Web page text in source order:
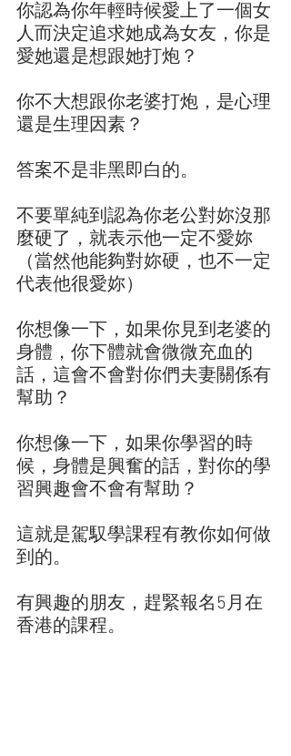
你認為你年輕時候愛上了一個女
人而決定追求她成為女友，你是
愛她還是想跟她打炮？
你不大想跟你老婆打炮，是心理
還是生理因素？
答案不是非黑即白的。
不要單純到認為你老公對妳沒那
麼硬了，就表示他一定不愛妳
（當然他能夠對妳硬，也不一定
代表他很愛妳）
你想像一下，如果你見到老婆的
身體，你下體就會微微充血的
話，這會不會對你們夫妻關係有
幫助？
你想像一下，如果你學習的時
候，身體是興奮的話，對你的學
習興趣會不會有幫助？
這就是駕馭學課程有教你如何做
到的。
有興趣的朋友，趕緊報名5月在
香港的課程。